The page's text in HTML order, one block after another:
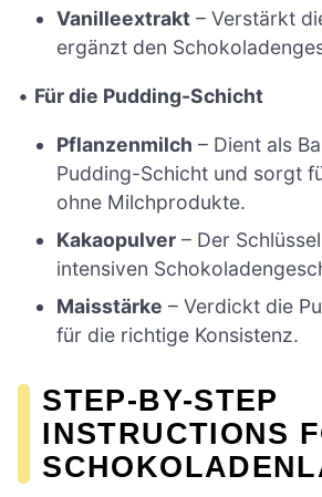
Vanilleextrakt – Verstärkt
ergänzt den
• Für die Pudding-Schicht
Pflanzenmilch – Dient als
Pudding-Schicht und sorgt
ohne Milchprodukte.
Kakaopulver – Der
intensiven
Maisstärke – Verdickt die
für die richtige Konsistenz.
STEP-BY-STEP
INSTRUCTIONS